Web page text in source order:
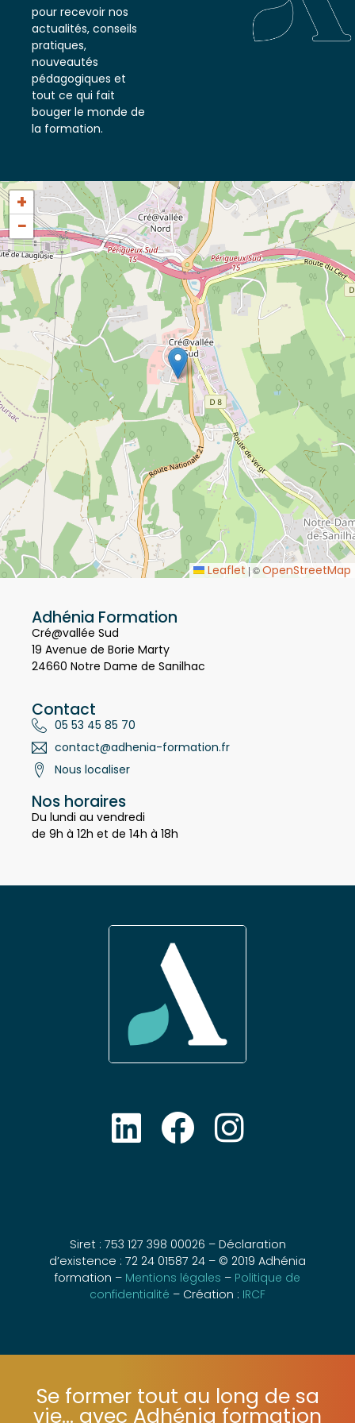
notre newsletter
pour recevoir nos
actualités, conseils
pratiques,
nouveautés
pédagogiques et
tout ce qui fait
bouger le monde de
+
−
Adhénia Formation
Cré@vallée Sud
19 Avenue de Borie Marty
Contact
05 53 45 85 70
contact@adhenia-formation.fr
Nos horaires
Du lundi au vendredi
Siret : 753 127 398 00026 – Déclaration
d’existence : 72 24 01587 24 – © 2019 Adhénia
formation –Mentions légales– Politique de
Se former tout au long de sa